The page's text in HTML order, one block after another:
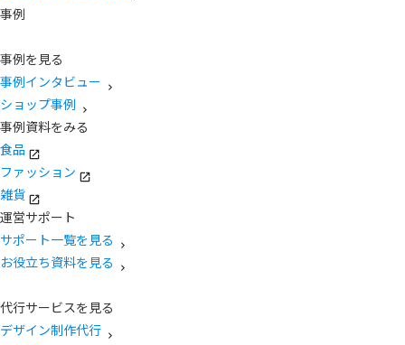
事例
事例を見る
事例インタビュー
ショップ事例
事例資料をみる
食品
ファッション
雑貨
運営サポート
サポート一覧を見る
お役立ち資料を見る
代行サービスを見る
デザイン制作代行